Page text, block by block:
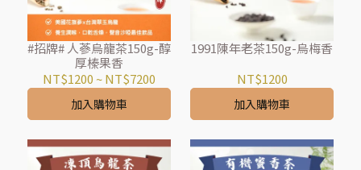
#招牌# 人蔘烏龍茶150g-醇
厚榛果香
NT$1200 ~NT$7200
加入購物車
1991陳年老茶150g-烏梅香
NT$1200
加入購物車